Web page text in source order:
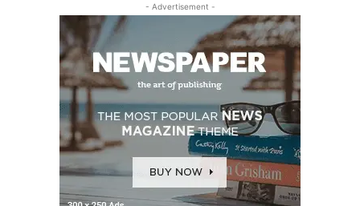
- Advertisement -